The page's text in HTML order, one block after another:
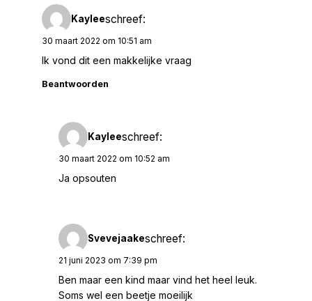
Kayleeschreef:
30 maart 2022 om 10:51 am
Ik vond dit een makkelijke vraag
Beantwoorden
Kayleeschreef:
30 maart 2022 om 10:52 am
Ja opsouten
Svevejaakeschreef:
21 juni 2023 om 7:39 pm
Ben maar een kind maar vind het heel leuk.
Soms wel een beetje moeilijk